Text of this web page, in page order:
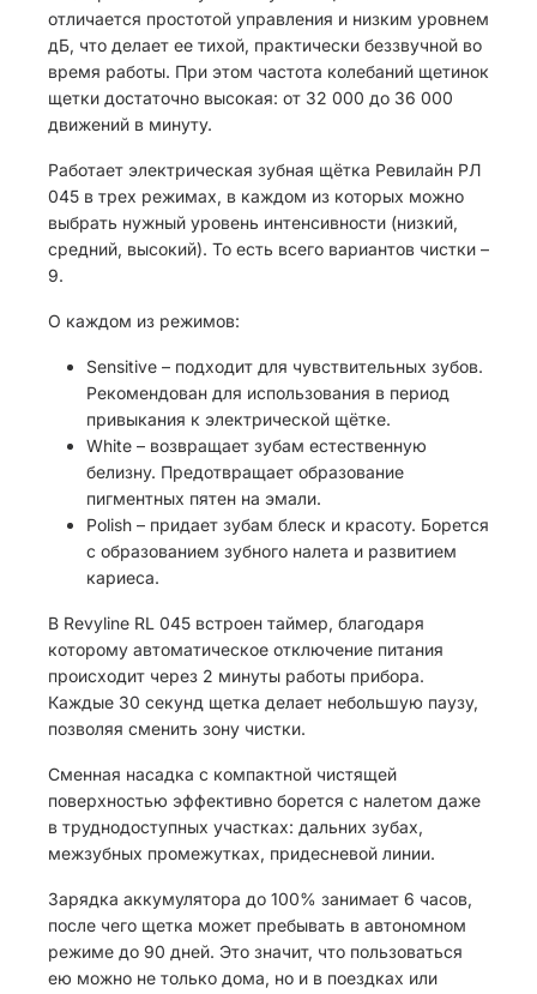
отличается простотой управления и низким уровнем
дБ, что делает ее тихой, практически беззвучной во
время работы. При этом частота колебаний щетинок
щетки достаточно высокая: от 32 000 до 36 000
движений в минуту.
Работает электрическая зубная щётка Ревилайн РЛ
045 в трех режимах, в каждом из которых можно
выбрать нужный уровень интенсивности (низкий,
средний, высокий). То есть всего вариантов чистки –
9.
О каждом из режимов:
Sensitive – подходит для чувствительных зубов.
Рекомендован для использования в период
привыкания к электрической щётке.
White – возвращает зубам естественную
белизну. Предотвращает образование
пигментных пятен на эмали.
Polish – придает зубам блеск и красоту. Борется
с образованием зубного налета и развитием
кариеса.
В Revyline RL 045 встроен таймер, благодаря
которому автоматическое отключение питания
происходит через 2 минуты работы прибора.
Каждые 30 секунд щетка делает небольшую паузу,
позволяя сменить зону чистки.
Сменная насадка с компактной чистящей
поверхностью эффективно борется с налетом даже
в труднодоступных участках: дальних зубах,
межзубных промежутках, придесневой линии.
Зарядка аккумулятора до 100% занимает 6 часов,
после чего щетка может пребывать в автономном
режиме до 90 дней. Это значит, что пользоваться
ею можно не только дома, но и в поездках или